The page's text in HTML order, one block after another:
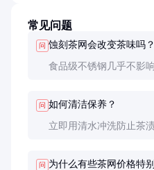
常见问题
问 蚀刻茶网会改变茶味吗？
食品级不锈钢几乎不影
问 如何清洁保养？
立即用清水冲洗防止茶
问 为什么有些茶网价格特